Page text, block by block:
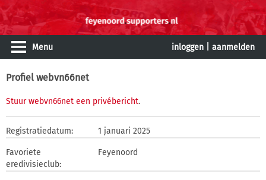
Menu inloggen aanmelden
Profiel webvn66net
Stuur webvn66net een privébericht.
Registratiedatum: 1 januari 2025
Favoriete
eredivisieclub:
Feyenoord